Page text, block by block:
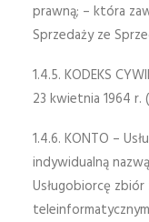
prawną; – która
Sprzedaży ze
1.4.5. KODEKS
23 kwietnia 1964 r.
1.4.6. KONTO –
indywidualną
Usługobiorcę